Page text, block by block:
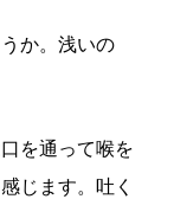
か。浅いの
を通って喉を
じます。吐く